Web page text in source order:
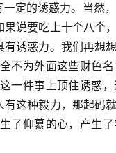
定的诱惑力。当然
说要吃上十个八个
诱惑力。我们再想
不为外面这些财色
一件事上顶住诱惑
这种毅力，那起码
了仰慕的心，产生